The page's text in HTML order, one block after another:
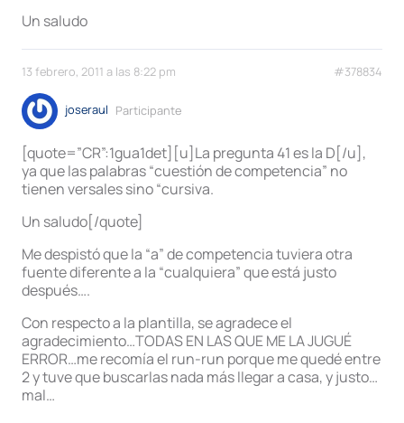
Un saludo
13 febrero, 2011 a las 8:22 pm #378834
joseraul Participante
[quote=”CR”:1gua1det][u]La pregunta 41 es la D[/u],
ya que las palabras “cuestión de competencia” no
tienen versales sino “cursiva.
Un saludo[/quote]
Me despistó que la “a” de competencia tuviera otra
fuente diferente a la “cualquiera” que está justo
después….
Con respecto a la plantilla, se agradece el
agradecimiento…TODAS EN LAS QUE ME LA JUGUÉ
ERROR…me recomía el run-run porque me quedé entre
2 y tuve que buscarlas nada más llegar a casa, y justo…
mal…